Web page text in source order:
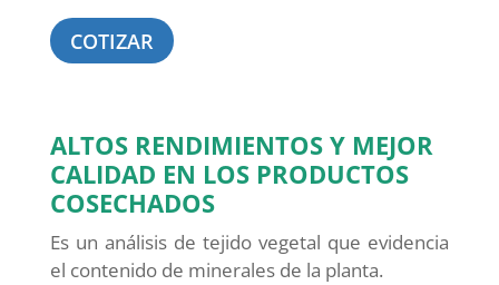
COTIZAR
ALTOS RENDIMIENTOS Y MEJOR
CALIDAD EN LOS PRODUCTOS
COSECHADOS
Es un análisis de tejido vegetal que evidencia
el contenido de minerales de la planta.